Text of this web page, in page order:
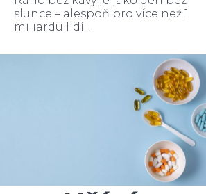
slunce – alespoň pro více než 1
miliardu lidí...